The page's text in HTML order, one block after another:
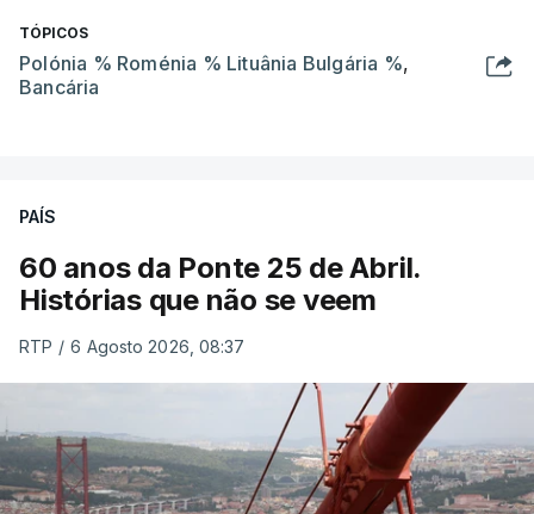
TÓPICOS
Polónia % Roménia % Lituânia Bulgária %,
Bancária
PAÍS
60 anos da Ponte 25 de Abril.
Histórias que não se veem
RTP / 6 Agosto 2026, 08:37